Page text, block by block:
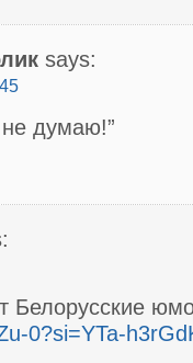
says:
думаю!”
Белорусские
0?si=YTa-